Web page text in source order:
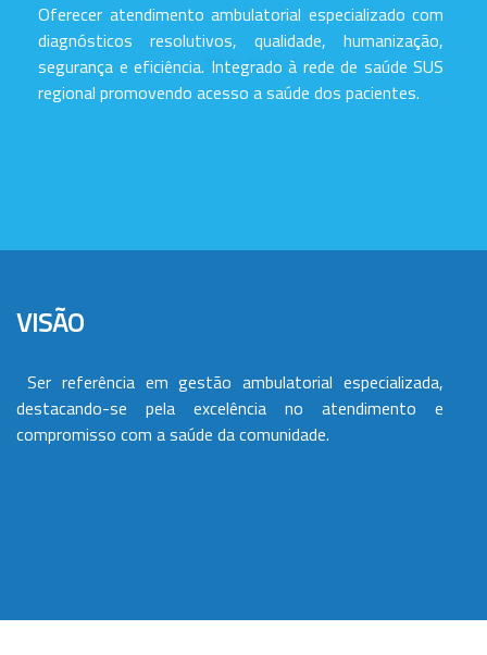
Oferecer atendimento ambulatorial especializado com
diagnósticos resolutivos, qualidade, humanização,
segurança e eficiência. Integrado à rede de saúde SUS
regional promovendo acesso a saúde dos pacientes.
VISÃO
Ser referência em gestão ambulatorial especializada,
destacando-se pela excelência no atendimento e
compromisso com a saúde da comunidade.